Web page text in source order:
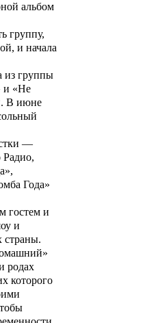
альбом
группу,
и начала
из группы
и «Не
В июне
—
Радио,
Года»
гостем и
и
страны.
родах
которого